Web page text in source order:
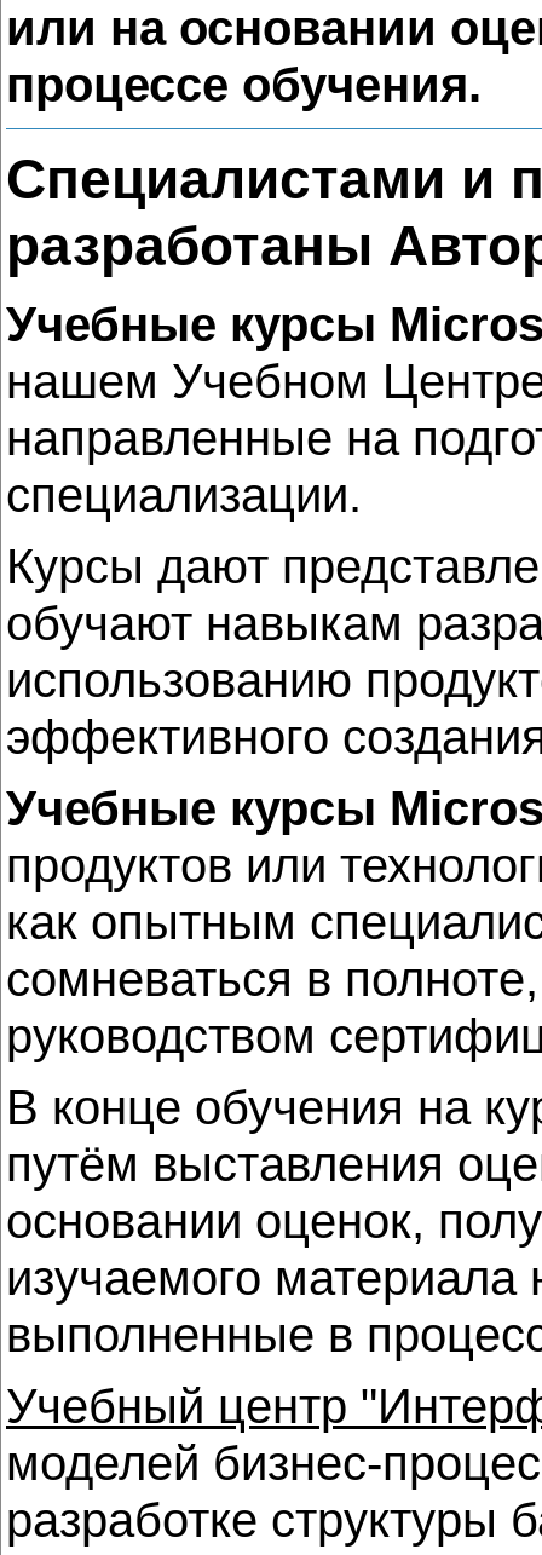
или на основании
процессе обучения.
Специалистами и
разработаны
Учебные курсы
нашем Учебном
направленные на
специализации.
Курсы дают
обучают навыкам
использованию
эффективного
Учебные курсы
продуктов или
как опытным
сомневаться в
руководством
В конце обучения на
путём выставления
основании оценок,
изучаемого материала
выполненные в
Учебный центр
моделей бизнес-
разработке структуры